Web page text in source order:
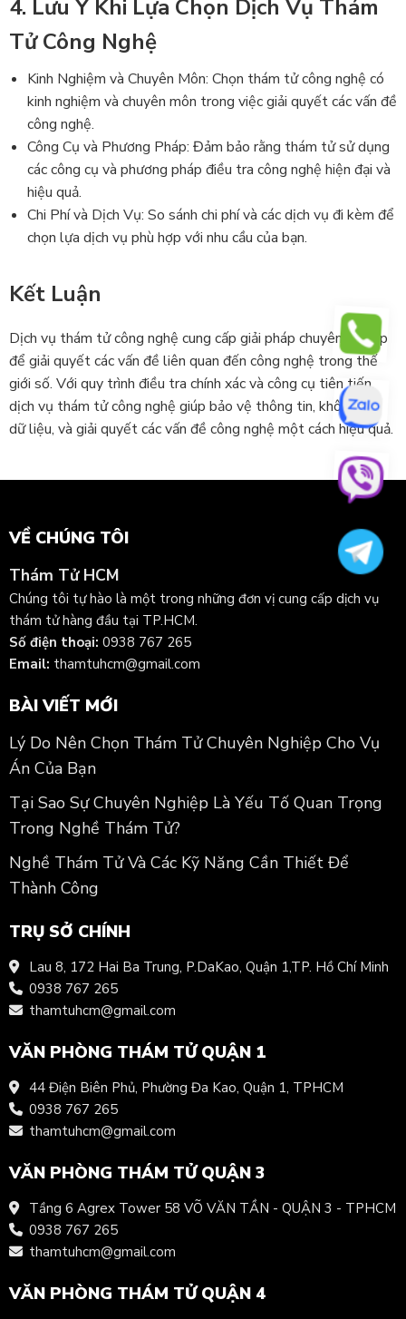
4. Lưu Ý Khi Lựa Chọn Dịch Vụ Thám
Tử Công Nghệ
Kinh Nghiệm và Chuyên Môn: Chọn thám tử công nghệ có
kinh nghiệm và chuyên môn trong việc giải quyết các vấn đề
công nghệ.
Công Cụ và Phương Pháp: Đảm bảo rằng thám tử sử dụng
các công cụ và phương pháp điều tra công nghệ hiện đại và
hiệu quả.
Chi Phí và Dịch Vụ: So sánh chi phí và các dịch vụ đi kèm để
chọn lựa dịch vụ phù hợp với nhu cầu của bạn.
Kết Luận
Dịch vụ thám tử công nghệ cung cấp giải pháp chuyên nghiệp
để giải quyết các vấn đề liên quan đến công nghệ trong thế
giới số. Với quy trình điều tra chính xác và công cụ tiên tiến,
dịch vụ thám tử công nghệ giúp bảo vệ thông tin, khôi phục
dữ liệu, và giải quyết các vấn đề công nghệ một cách hiệu quả.
VỀ CHÚNG TÔI
Thám Tử HCM
Chúng tôi tự hào là một trong những đơn vị cung cấp dịch vụ
thám tử hàng đầu tại TP.HCM.
Số điện thoại: 0938 767 265
Email: thamtuhcm@gmail.com
BÀI VIẾT MỚI
Lý Do Nên Chọn Thám Tử Chuyên Nghiệp Cho Vụ
Án Của Bạn
Tại Sao Sự Chuyên Nghiệp Là Yếu Tố Quan Trọng
Trong Nghề Thám Tử?
Nghề Thám Tử Và Các Kỹ Năng Cần Thiết Để
Thành Công
TRỤ SỞ CHÍNH
Lau 8, 172 Hai Ba Trung, P.DaKao, Quận 1,TP. Hồ Chí Minh
0938 767 265
thamtuhcm@gmail.com
VĂN PHÒNG THÁM TỬ QUẬN 1
44 Điện Biên Phủ, Phường Đa Kao, Quận 1, TPHCM
0938 767 265
thamtuhcm@gmail.com
VĂN PHÒNG THÁM TỬ QUẬN 3
Tầng 6 Agrex Tower 58 VÕ VĂN TẦN - QUẬN 3 - TPHCM
0938 767 265
thamtuhcm@gmail.com
VĂN PHÒNG THÁM TỬ QUẬN 4